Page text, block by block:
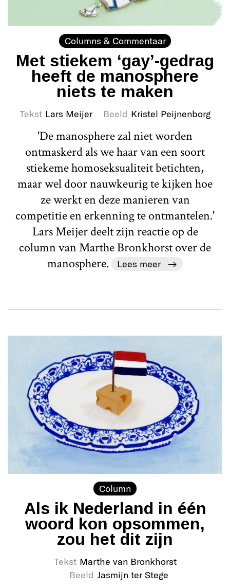
Columns & Commentaar
Met stiekem ‘gay’-gedrag
heeft de manosphere
niets te maken
Tekst Lars Meijer Beeld Kristel Peijnenborg
'De manosphere zal niet worden
ontmaskerd als we haar van een soort
stiekeme homoseksualiteit betichten,
maar wel door nauwkeurig te kijken hoe
ze werkt en deze manieren van
competitie en erkenning te ontmantelen.'
Lars Meijer deelt zijn reactie op de
column van Marthe Bronkhorst over de
manosphere.
Lees meer
Column
Als ik Nederland in één
woord kon opsommen,
zou het dit zijn
Tekst Marthe van Bronkhorst
Beeld Jasmijn ter Stege